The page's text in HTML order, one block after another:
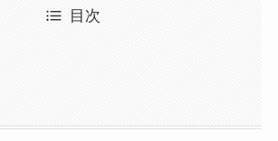
目次